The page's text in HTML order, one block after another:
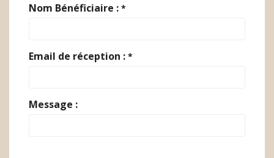
Nom Bénéficiaire :*
Email de réception :*
Message :